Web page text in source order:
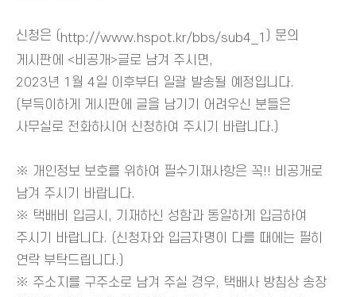
신청은 ( http://www.hspot.kr/bbs/sub4_1 ) 문의
게시판에 <비공개>글로 남겨 주시면,
2023년 1월 4일 이후부터 일괄 발송될 예정입니다.
(부득이하게 게시판에 글을 남기기 어려우신 분들은
사무실로 전화하시어 신청하여 주시기 바랍니다.)
※ 개인정보 보호를 위하여 필수기재사항은 꼭!! 비공개로
남겨 주시기 바랍니다.
※ 택배비 입금시, 기재하신 성함과 동일하게 입금하여
주시기 바랍니다. (신청자와 입금자명이 다를 때에는 필히
연락 부탁드립니다.)
※ 주소지를 구주소로 남겨 주실 경우, 택배사 방침상 송장